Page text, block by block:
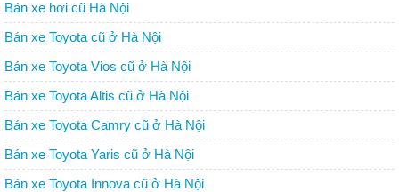
Bán xe hơi cũ Hà Nội
Bán xe Toyota cũ ở Hà Nội
Bán xe Toyota Vios cũ ở Hà Nội
Bán xe Toyota Altis cũ ở Hà Nội
Bán xe Toyota Camry cũ ở Hà Nội
Bán xe Toyota Yaris cũ ở Hà Nội
Bán xe Toyota Innova cũ ở Hà Nội